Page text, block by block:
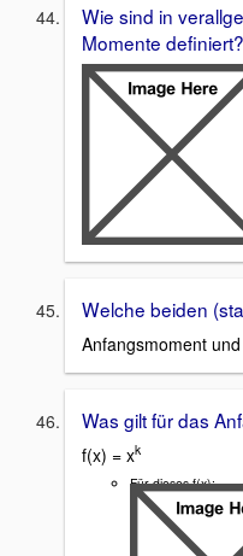
Wie sind in
Momente definiert?
Welche beiden
Anfangsmoment
Was gilt für das
f(x) = xk
Für dieses f(x):